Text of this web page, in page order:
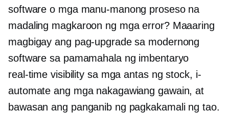
software o mga manu-manong proseso na
madaling magkaroon ng mga error? Maaaring
magbigay ang pag-upgrade sa modernong
software sa pamamahala ng imbentaryo
real-time visibility sa mga antas ng stock, i-
automate ang mga nakagawiang gawain, at
bawasan ang panganib ng pagkakamali ng tao.